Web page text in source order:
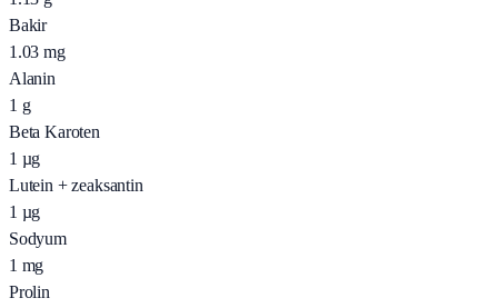
Bakir
1.03 mg
Alanin
1 g
Beta Karoten
1 µg
Lutein + zeaksantin
1 µg
Sodyum
1 mg
Prolin